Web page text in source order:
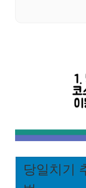
당일치기